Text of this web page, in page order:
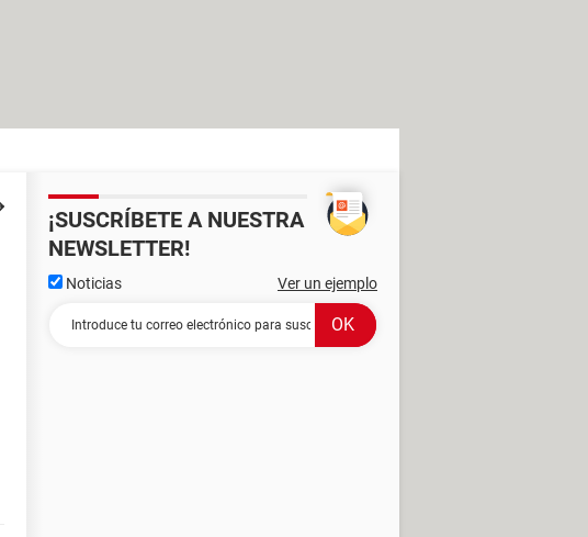
¡SUSCRÍBETE A NUESTRA
NEWSLETTER!
Noticias Ver un ejemplo